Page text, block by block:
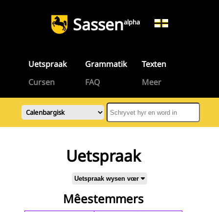
Sassenalpha
Uetspraak Grammatik
Texten
Cursen
FAQ Meer
Uetspraak
Uetspraak wysen vœr
Mêestemmers